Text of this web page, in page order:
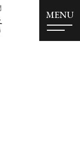
MENU